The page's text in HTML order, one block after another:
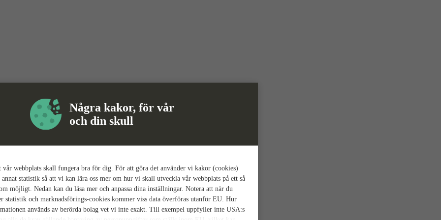
Några kakor, för vår
och din skull
webbplats skall fungera bra för dig. För att göra det använder vi kakor (cookies)
statistik så att vi kan lära oss mer om hur vi skall utveckla vår webbplats på ett så
möjligt. Nedan kan du läsa mer och anpassa dina inställningar. Notera att när du
statistik och marknadsförings-cookies kommer viss data överföras utanför EU. Hur
används av berörda bolag vet vi inte exakt. Till exempel uppfyller inte USA:s